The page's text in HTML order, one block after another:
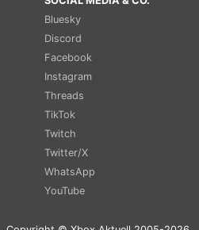
Bluesky
Discord
Facebook
Instagram
Threads
TikTok
Twitch
Twitter/X
WhatsApp
YouTube